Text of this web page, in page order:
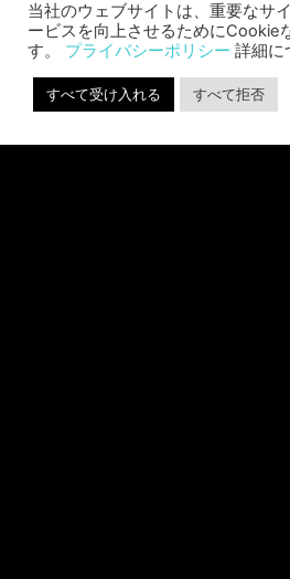
SABER
THE GAME BY
ALLISON AS
当社のウェブサイトは、重要なサ
ービスを向上させるためにCookie
す。 プライバシーポリシー 詳細に
すべて受け入れる すべて拒否